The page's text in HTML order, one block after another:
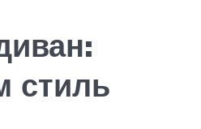
стиль